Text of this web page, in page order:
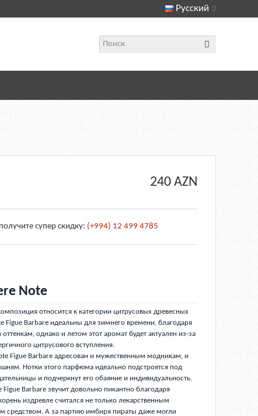
Русский
240 AZN
супер скидку: (+994) 12 499 4785
Note
относится к категории цитрусовых древесных
Figue Barbare идеальны для зимнего времени, благодаря
однако и летом этот аромат будет актуален из-за
цитрусового вступления.
Figue Barbare адресован и мужественным модникам, и
Нотки этого парфюма идеально подстроятся под
и подчеркнут его обаяние и индивидуальность.
Barbare звучит довольно пикантно благодаря
издревле считался не только лекарственным
А за партию имбиря пираты даже могли